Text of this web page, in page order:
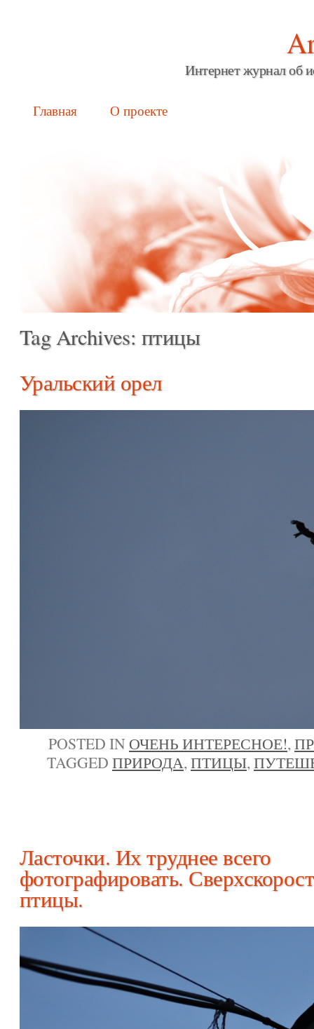
Интернет журнал об
Main menu
Skip
Главная О проекте
Tag Archives: птицы
Уральский орел
POSTED IN ОЧЕНЬ ИНТЕРЕСНОЕ!,
TAGGED ПРИРОДА,ПТИЦЫ,
Ласточки. Их труднее всего
фотографировать.
птицы.